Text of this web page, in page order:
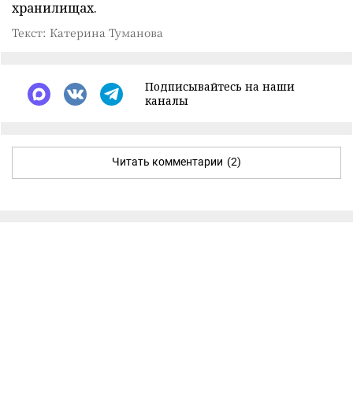
хранилищах.
Текст: Катерина Туманова
Подписывайтесь на наши
каналы
Читать комментарии (2)